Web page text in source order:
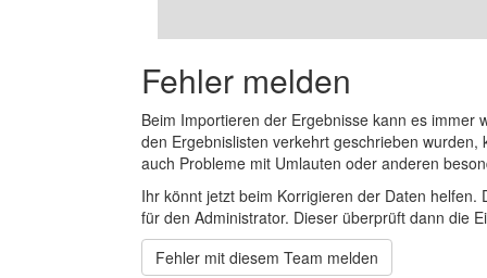
Fehler melden
Beim Importieren der Ergebnisse kann es
den Ergebnislisten verkehrt geschrieben
auch Probleme mit Umlauten oder anderen
Ihr könnt jetzt beim Korrigieren der Daten
für den Administrator. Dieser überprüft dann die
Fehler mit diesem Team melden